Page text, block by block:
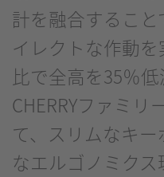
計を融合するこ
イレクトな作動
比で全高を35％低
CHERRYファミ
て、スリムなキ
なエルゴノミク